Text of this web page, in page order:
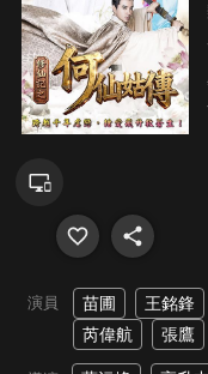
演員 苗圃 王銘鋒
芮偉航
張鷹